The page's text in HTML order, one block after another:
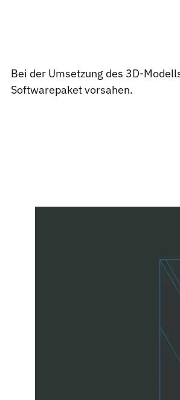
Bei der Umsetzung des 3D-
Softwarepaket vorsahen.